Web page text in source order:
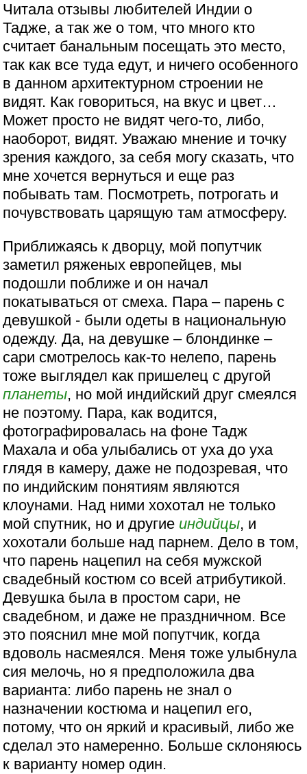
Читала отзывы любителей Индии о
Тадже, а так же о том, что много кто
считает банальным посещать это место,
так как все туда едут, и ничего особенного
в данном архитектурном строении не
видят. Как говориться, на вкус и цвет…
Может просто не видят чего-то, либо,
наоборот, видят. Уважаю мнение и точку
зрения каждого, за себя могу сказать, что
мне хочется вернуться и еще раз
побывать там. Посмотреть, потрогать и
почувствовать царящую там атмосферу.
Приближаясь к дворцу, мой попутчик
заметил ряженых европейцев, мы
подошли поближе и он начал
покатываться от смеха. Пара – парень с
девушкой - были одеты в национальную
одежду. Да, на девушке – блондинке –
сари смотрелось как-то нелепо, парень
тоже выглядел как пришелец с другой
планеты, но мой индийский друг смеялся
не поэтому. Пара, как водится,
фотографировалась на фоне Тадж
Махала и оба улыбались от уха до уха
глядя в камеру, даже не подозревая, что
по индийским понятиям являются
клоунами. Над ними хохотал не только
мой спутник, но и другие индийцы, и
хохотали больше над парнем. Дело в том,
что парень нацепил на себя мужской
свадебный костюм со всей атрибутикой.
Девушка была в простом сари, не
свадебном, и даже не праздничном. Все
это пояснил мне мой попутчик, когда
вдоволь насмеялся. Меня тоже улыбнула
сия мелочь, но я предположила два
варианта: либо парень не знал о
назначении костюма и нацепил его,
потому, что он яркий и красивый, либо же
сделал это намеренно. Больше склоняюсь
к варианту номер один.